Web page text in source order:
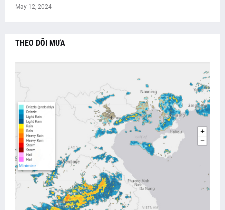
May 12, 2024
THEO DÕI MƯA